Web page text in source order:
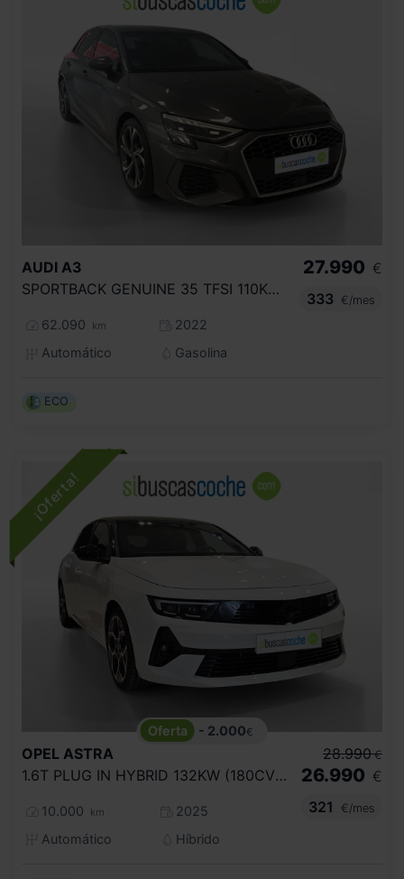
AUDI A3
SPORTBACK GENUINE 35 TFSI 110KW S TRONIC
62.090 km
2022
Automático
Gasolina
27.990 €
333
€/mes
ECO
- 2.000€
OPEL ASTRA
1.6T PLUG IN HYBRID 132KW (180CV) GS AUT
10.000 km
2025
Automático
Híbrido
28.990 €
26.990 €
321
€/mes